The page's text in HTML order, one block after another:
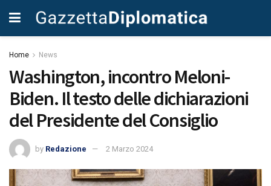
Home News
Washington, incontro Meloni-
Biden. Il testo delle dichiarazioni
del Presidente del Consiglio
by Redazione 2 Marzo 2024